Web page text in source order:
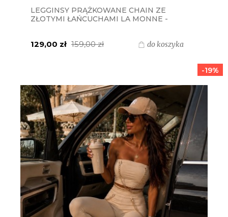
LEGGINSY PRĄŻKOWANE CHAIN ZE
ZŁOTYMI ŁAŃCUCHAMI LA MONNE -
129,00 zł 159,00 zł do koszyka
-19%